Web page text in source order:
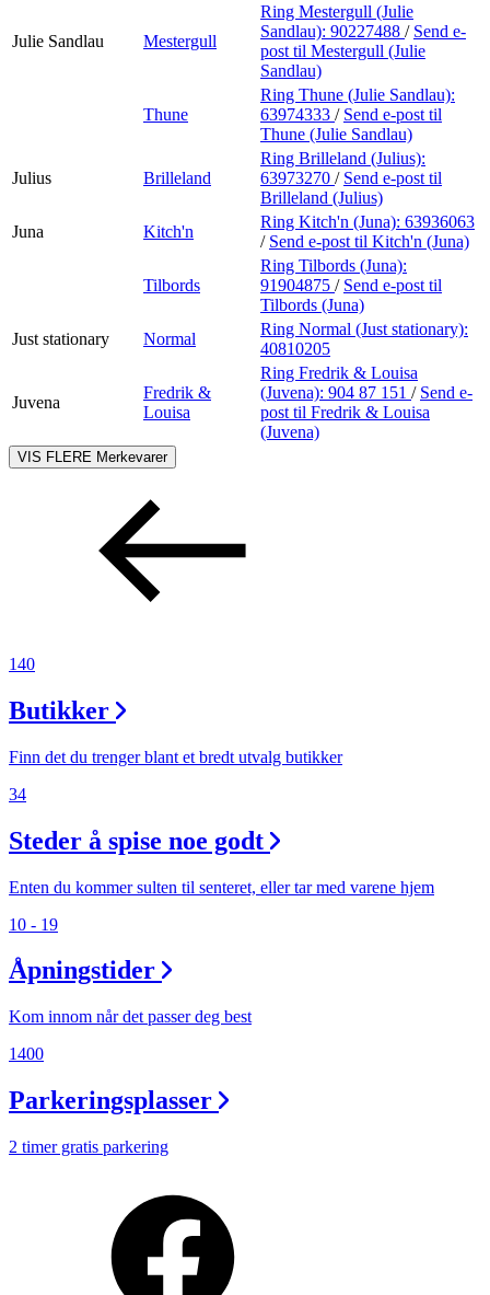
Julie Sandlau Mestergull
Ring Mestergull (Julie
Sandlau): 90227488 / Send e-
post til Mestergull (Julie
Sandlau)
Thune
Ring Thune (Julie Sandlau):
63974333 / Send e-post til
Thune (Julie Sandlau)
Julius Brilleland
Ring Brilleland (Julius):
63973270 / Send e-post til
Brilleland (Julius)
Juna
Kitch'n
Ring Kitch'n (Juna): 63936063
/ Send e-post til Kitch'n (Juna)
Tilbords
Ring Tilbords (Juna):
91904875 / Send e-post til
Tilbords (Juna)
Just stationary
Normal
Ring Normal (Just stationary):
40810205
Juvena
Fredrik &
Louisa
Ring Fredrik & Louisa
(Juvena): 904 87 151 / Send e-
post til Fredrik & Louisa
(Juvena)
VIS FLERE Merkevarer
140
Butikker
Finn det du trenger blant et bredt utvalg butikker
34
Steder å spise noe godt
Enten du kommer sulten til senteret, eller tar med varene hjem
10 - 19
Åpningstider
Kom innom når det passer deg best
1400
Parkeringsplasser
2 timer gratis parkering